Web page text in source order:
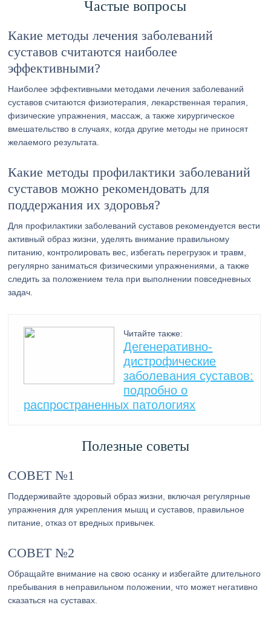
Частые вопросы
Какие методы лечения заболеваний
суставов считаются наиболее
эффективными?
Наиболее эффективными методами лечения заболеваний
суставов считаются физиотерапия, лекарственная терапия,
физические упражнения, массаж, а также хирургическое
вмешательство в случаях, когда другие методы не приносят
желаемого результата.
Какие методы профилактики заболеваний
суставов можно рекомендовать для
поддержания их здоровья?
Для профилактики заболеваний суставов рекомендуется вести
активный образ жизни, уделять внимание правильному
питанию, контролировать вес, избегать перегрузок и травм,
регулярно заниматься физическими упражнениями, а также
следить за положением тела при выполнении повседневных
задач.
Читайте также:
Дегенеративно-
дистрофические
заболевания суставов:
подробно о
распространенных патологиях
Полезные советы
СОВЕТ №1
Поддерживайте здоровый образ жизни, включая регулярные
упражнения для укрепления мышц и суставов, правильное
питание, отказ от вредных привычек.
СОВЕТ №2
Обращайте внимание на свою осанку и избегайте длительного
пребывания в неправильном положении, что может негативно
сказаться на суставах.